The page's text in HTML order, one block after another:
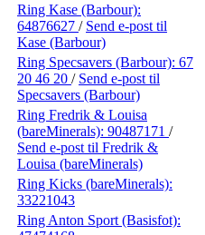
Ring Kase (Barbour):
64876627 / Send e-post til
Kase (Barbour)
Ring Specsavers (Barbour): 67
20 46 20 / Send e-post til
Specsavers (Barbour)
Ring Fredrik & Louisa
(bareMinerals): 90487171 /
Send e-post til Fredrik &
Louisa (bareMinerals)
Ring Kicks (bareMinerals):
33221043
Ring Anton Sport (Basisfot):